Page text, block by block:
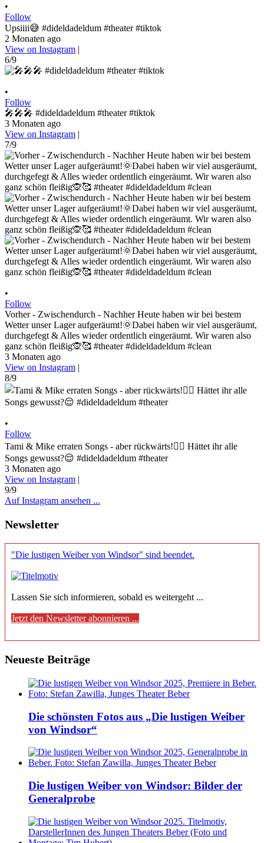
•
Follow
Upsiiii😅 #dideldadeldum #theater #tiktok
2 Monaten ago
View on Instagram |
6/9
•
Follow
🎤🎤🎤 #dideldadeldum #theater #tiktok
3 Monaten ago
View on Instagram |
7/9
•
Follow
Vorher - Zwischendurch - Nachher Heute haben wir bei bestem
Wetter unser Lager aufgeräumt!🌞Dabei haben wir viel ausgeräumt,
durchgefegt & Alles wieder ordentlich eingeräumt. Wir waren also
ganz schön fleißig🙊🥰 #theater #dideldadeldum #clean
3 Monaten ago
View on Instagram |
8/9
•
Follow
Tami & Mike erraten Songs - aber rückwärts!😵‍💫 Hättet ihr alle
Songs gewusst?😌 #dideldadeldum #theater
3 Monaten ago
View on Instagram |
9/9
Auf Instagram ansehen ...
Newsletter
"Die lustigen Weiber von Windsor" sind beendet.
Lassen Sie sich informieren, sobald es weitergeht ...
Jetzt den Newsletter abonnieren ...
Neueste Beiträge
Die schönsten Fotos aus „Die lustigen Weiber
von Windsor“
Die lustigen Weiber von Windsor: Bilder der
Generalprobe